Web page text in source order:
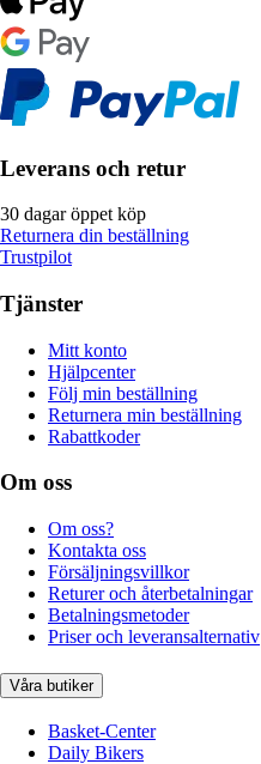
Leverans och retur
30 dagar öppet köp
Returnera din beställning
Trustpilot
Tjänster
Mitt konto
Hjälpcenter
Följ min beställning
Returnera min beställning
Rabattkoder
Om oss
Om oss?
Kontakta oss
Försäljningsvillkor
Returer och återbetalningar
Betalningsmetoder
Priser och leveransalternativ
Våra butiker
Basket-Center
Daily Bikers